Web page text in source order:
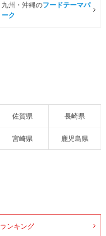
九州・沖縄のフードテーマパ
ーク
佐賀県 長崎県
宮崎県 鹿児島県
ランキング